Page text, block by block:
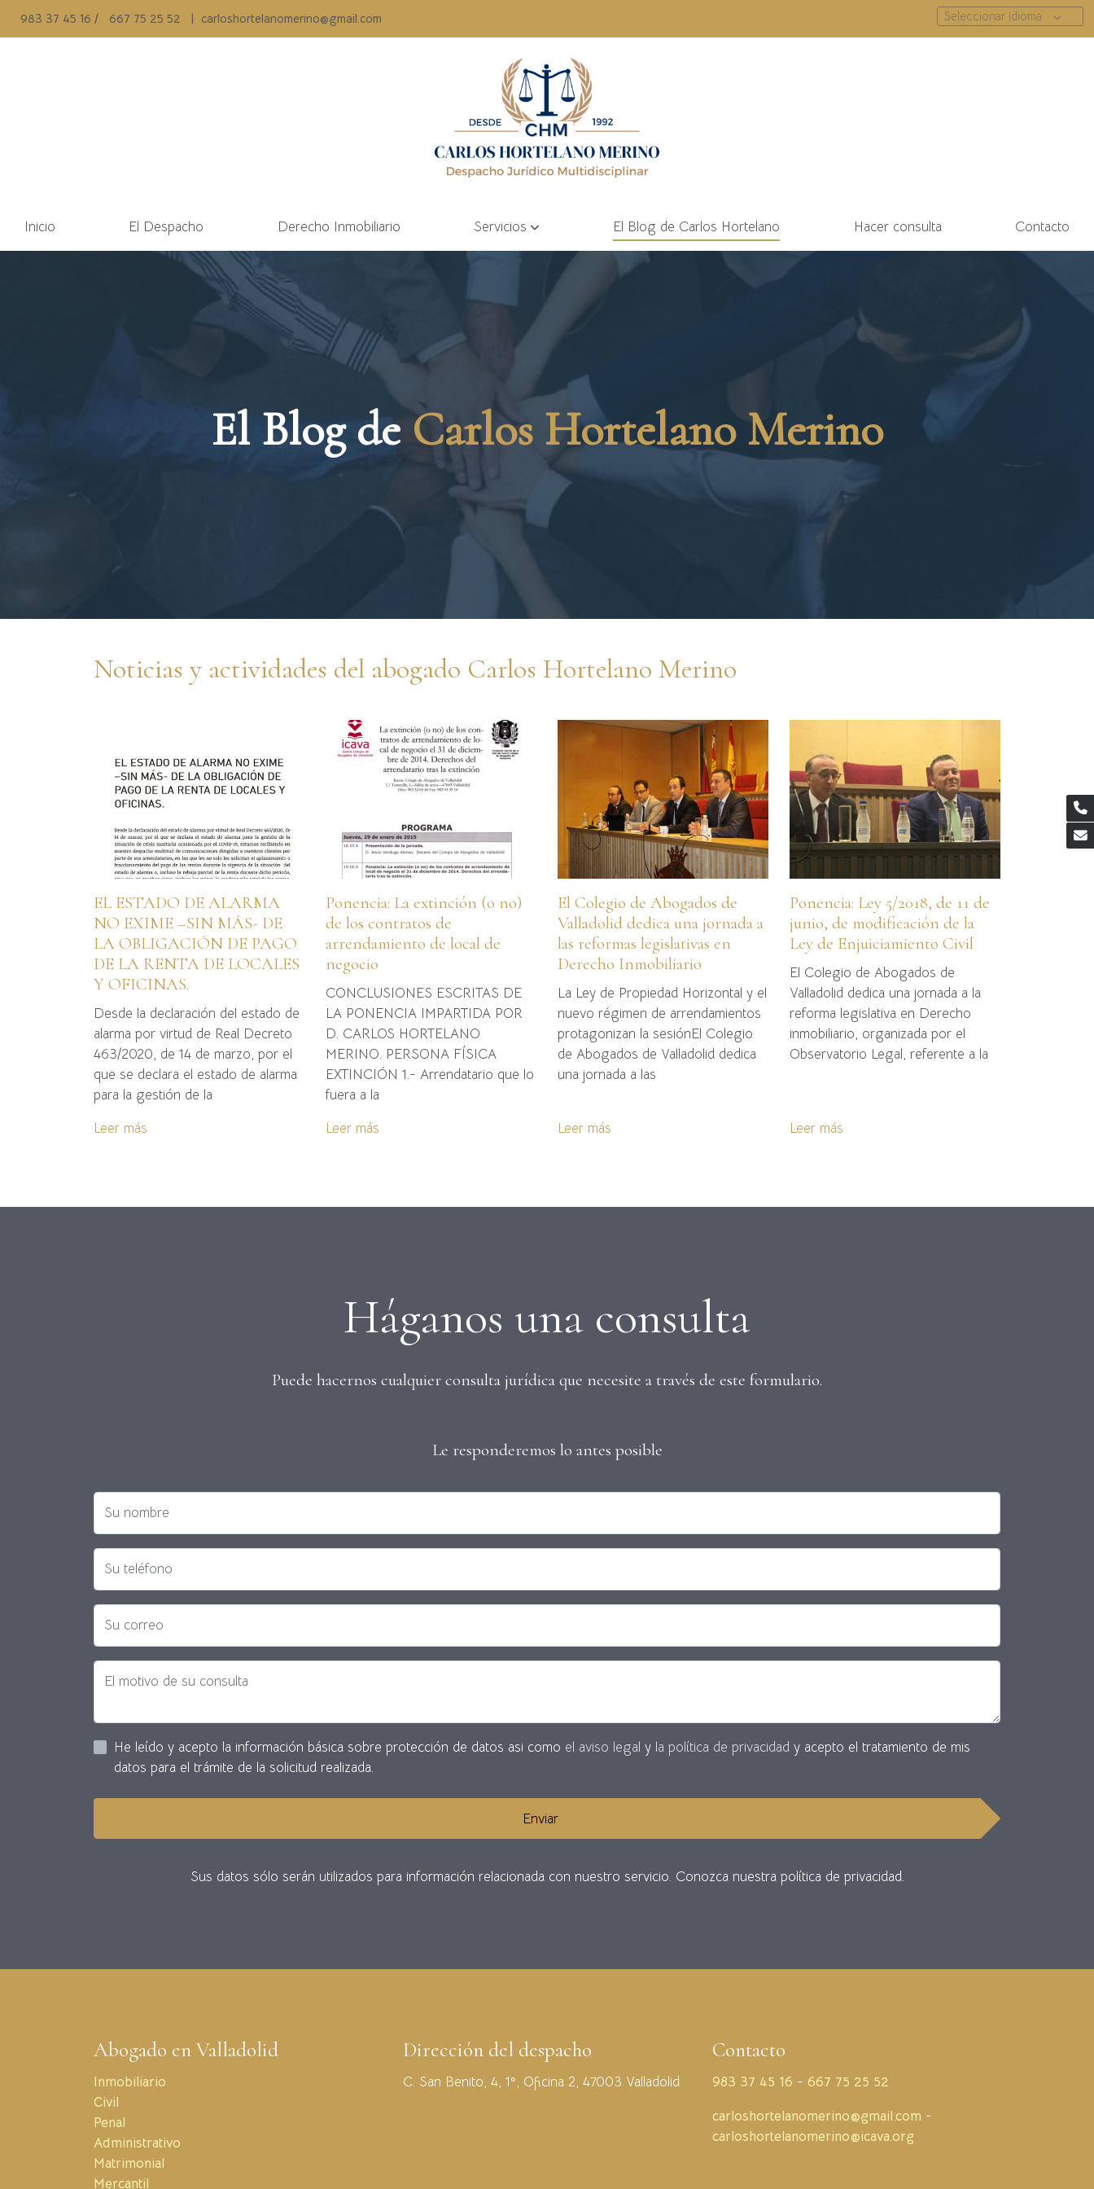
983 37 45 16 / 667 75 25 52 | carloshortelanomerino@gmail.com Seleccionar idioma
Inicio El Despacho Derecho Inmobiliario Servicios El Blog de Carlos Hortelano Hacer consulta Contacto
El Blog de Carlos Hortelano Merino
Noticias y actividades del abogado Carlos Hortelano Merino
EL ESTADO DE ALARMA
NO EXIME –SIN MÁS- DE
LA OBLIGACIÓN DE PAGO
DE LA RENTA DE LOCALES
Y OFICINAS.
Desde la declaración del estado de
alarma por virtud de Real Decreto
463/2020, de 14 de marzo, por el
que se declara el estado de alarma
para la gestión de la
Leer más
Ponencia: La extinción (o no)
de los contratos de
arrendamiento de local de
negocio
CONCLUSIONES ESCRITAS DE
LA PONENCIA IMPARTIDA POR
D. CARLOS HORTELANO
MERINO. PERSONA FÍSICA
EXTINCIÓN 1.- Arrendatario que lo
fuera a la
Leer más
El Colegio de Abogados de
Valladolid dedica una jornada a
las reformas legislativas en
Derecho Inmobiliario
La Ley de Propiedad Horizontal y el
nuevo régimen de arrendamientos
protagonizan la sesiónEl Colegio
de Abogados de Valladolid dedica
una jornada a las
Leer más
Ponencia: Ley 5/2018, de 11 de
junio, de modificación de la
Ley de Enjuiciamiento Civil
El Colegio de Abogados de
Valladolid dedica una jornada a la
reforma legislativa en Derecho
inmobiliario, organizada por el
Observatorio Legal, referente a la
Leer más
Háganos una consulta
Puede hacernos cualquier consulta jurídica que necesite a través de este formulario.
Le responderemos lo antes posible
He leído y acepto la información básica sobre protección de datos asi como el aviso legal y la política de privacidad y acepto el tratamiento de mis
datos para el trámite de la solicitud realizada.
Enviar
Sus datos sólo serán utilizados para información relacionada con nuestro servicio. Conozca nuestra política de privacidad.
Abogado en Valladolid
Inmobiliario
Civil
Penal
Administrativo
Matrimonial
Mercantil
Dirección del despacho
C. San Benito, 4, 1º, Oficina 2, 47003 Valladolid
Contacto
983 37 45 16 - 667 75 25 52
carloshortelanomerino@gmail.com -
carloshortelanomerino@icava.org